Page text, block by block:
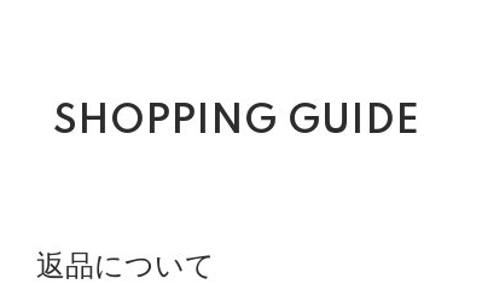
SHOPPING GUIDE
返品について